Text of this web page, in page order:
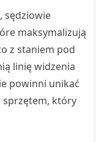
sędziowie
maksymalizują
z staniem pod
linię widzenia
powinni unikać
sprzętem, który